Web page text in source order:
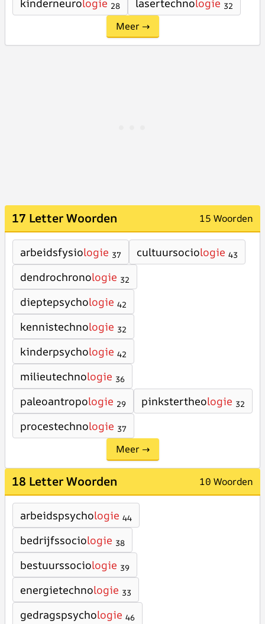
kinderneurologie 28 lasertechnologie 32
Meer →
17 Letter Woorden 15 Woorden
arbeidsfysiologie 37 cultuursociologie 43
dendrochronologie 32
dieptepsychologie 42
kennistechnologie 32
kinderpsychologie 42
milieutechnologie 36
paleoantropologie 29 pinkstertheologie 32
procestechnologie 37
Meer →
18 Letter Woorden 10 Woorden
arbeidspsychologie 44
bedrijfssociologie 38
bestuurssociologie 39
energietechnologie 33
gedragspsychologie 46